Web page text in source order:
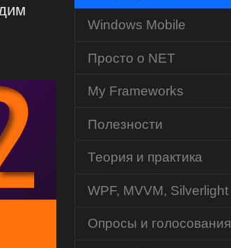
Windows Mobile
Просто о NET
My Frameworks
Полезности
Теория и практика
WPF, MVVM, Silverlight
Опросы и голосования